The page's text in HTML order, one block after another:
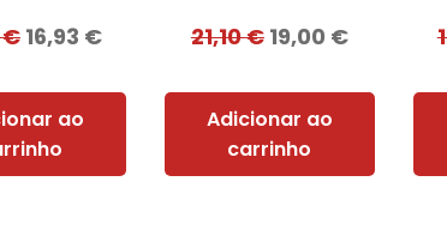
€ 16,93 €
ao
21,10€ 19,00 €
Adicionar ao
carrinho